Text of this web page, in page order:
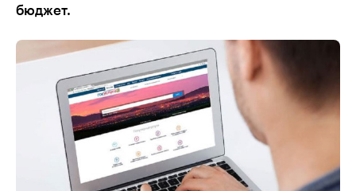
бюджет.